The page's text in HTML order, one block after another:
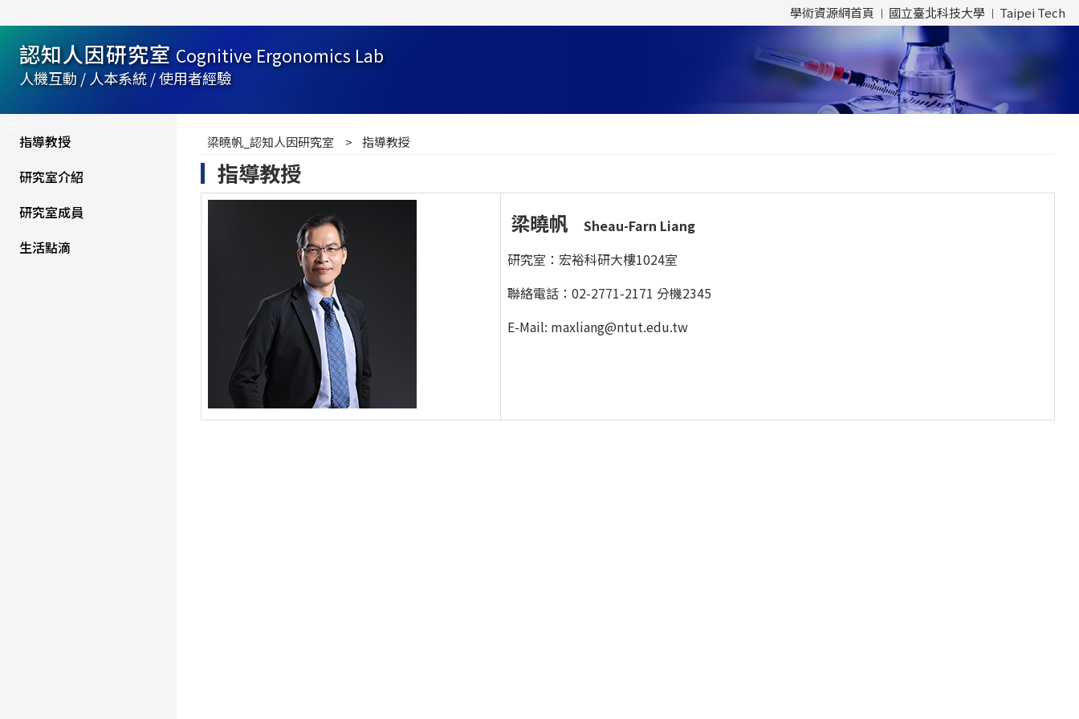
學術資源網首頁 國立臺北科技大學 Taipei Tech
認知人因研究室 Cognitive Ergonomics Lab
人機互動 / 人本系統 / 使用者經驗
指導教授
研究室介紹
研究室成員
生活點滴
梁曉帆_認知人因研究室 指導教授
指導教授
梁曉帆
Sheau-Farn Liang
研究室：宏裕科研大樓1024室
聯絡電話：02-2771-2171 分機2345
E-Mail: maxliang@ntut.edu.tw